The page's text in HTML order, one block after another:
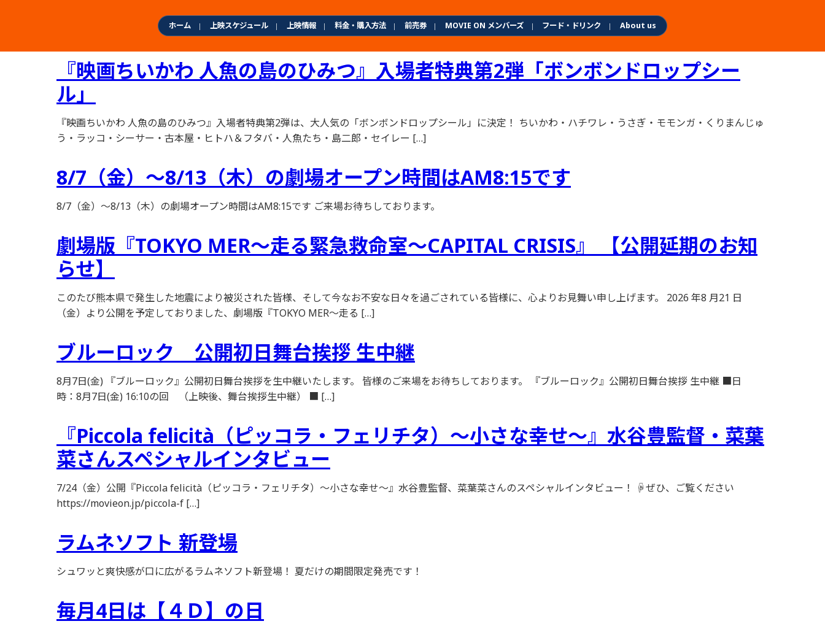
ス
ホーム 上映スケジュール 上映情報 料金・購入方法 前売券 MOVIE ON メンバーズ フード・ドリンク About us
『映画ちいかわ 人魚の島のひみつ』入場者特典第2弾「ボンボンドロップシー
ル」
『映画ちいかわ 人魚の島のひみつ』入場者特典第2弾は、大人気の「ボンボンドロップシール」に決定！ ちいかわ・ハチワレ・うさぎ・モモンガ・くりまんじゅ
う・ラッコ・シーサー・古本屋・ヒトハ＆フタバ・人魚たち・島二郎・セイレー […]
8/7（金）～8/13（木）の劇場オープン時間はAM8:15です
8/7（金）～8/13（木）の劇場オープン時間はAM8:15です ご来場お待ちしております。
劇場版『TOKYO MER～走る緊急救命室～CAPITAL CRISIS』 【公開延期のお知
らせ】
このたび熊本県で発生した地震により被災された皆様、そして今なお不安な日々を過ごされている皆様に、心よりお見舞い申し上げます。 2026 年8 月21 日
（金）より公開を予定しておりました、劇場版『TOKYO MER～走る […]
ブルーロック 公開初日舞台挨拶 生中継
8月7日(金) 『ブルーロック』公開初日舞台挨拶を生中継いたします。 皆様のご来場をお待ちしております。 『ブルーロック』公開初日舞台挨拶 生中継 ■日
時：8月7日(金) 16:10の回 （上映後、舞台挨拶生中継） ■ […]
『Piccola felicità（ピッコラ・フェリチタ）〜小さな幸せ〜』水谷豊監督・菜葉
菜さんスペシャルインタビュー
7/24（金）公開『Piccola felicità（ピッコラ・フェリチタ）〜小さな幸せ〜』水谷豊監督、菜葉菜さんのスペシャルインタビュー！ ☟ぜひ、ご覧ください
https://movieon.jp/piccola-f […]
ラムネソフト 新登場
シュワッと爽快感が口に広がるラムネソフト新登場！ 夏だけの期間限定発売です！
毎月4日は【４Ｄ】の日